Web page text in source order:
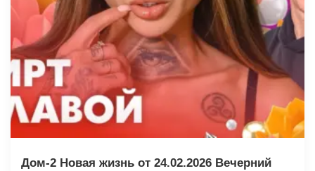
Дом-2 Новая жизнь от 24.02.2026 Вечерний